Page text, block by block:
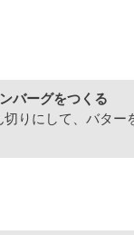
バーグをつくる
切りにして、バター